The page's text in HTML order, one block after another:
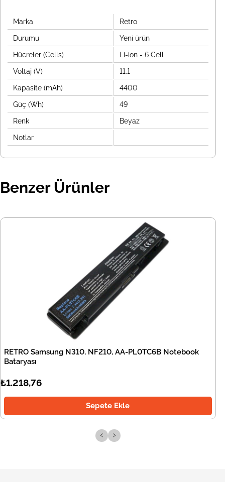
Marka Retro
Durumu Yeni ürün
Hücreler (Cells) Li-ion - 6 Cell
Voltaj (V) 11.1
Kapasite (mAh) 4400
Güç (Wh) 49
Renk Beyaz
Notlar
Benzer Ürünler
RETRO Samsung N310, NF210, AA-PL0TC6B Notebook
Bataryası
₺1.218,76
Sepete Ekle
‹ ›